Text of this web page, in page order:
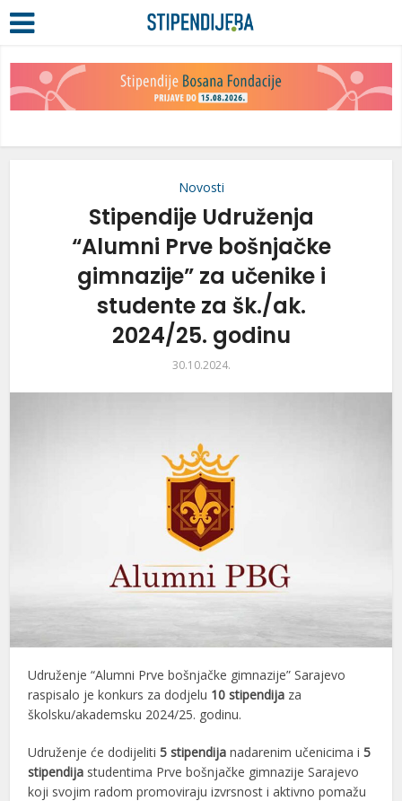
Novosti
Stipendije Udruženja
“Alumni Prve bošnjačke
gimnazije” za učenike i
studente za šk./ak.
2024/25. godinu
30.10.2024.
Udruženje “Alumni Prve bošnjačke gimnazije” Sarajevo
raspisalo je konkurs za dodjelu 10 stipendija za
školsku/akademsku 2024/25. godinu.
Udruženje će dodijeliti5 stipendija nadarenim učenicima i5
stipendija studentima Prve bošnjačke gimnazije Sarajevo
koji svojim radom promoviraju izvrsnost i aktivno pomažu